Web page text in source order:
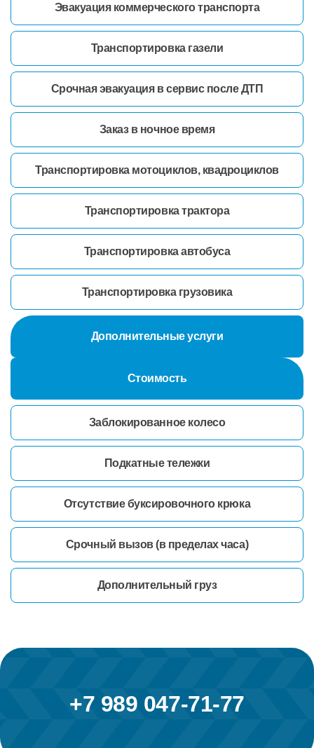
Эвакуация коммерческого транспорта
Транспортировка газели
Срочная эвакуация в сервис после ДТП
Заказ в ночное время
Транспортировка мотоциклов, квадроциклов
Транспортировка трактора
Транспортировка автобуса
Транспортировка грузовика
Дополнительные услуги
Стоимость
Заблокированное колесо
Подкатные тележки
Отсутствие буксировочного крюка
Срочный вызов (в пределах часа)
Дополнительный груз
+7 989 047-71-77